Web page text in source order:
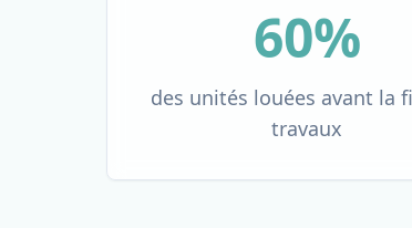
60%
des unités louées avant la
travaux